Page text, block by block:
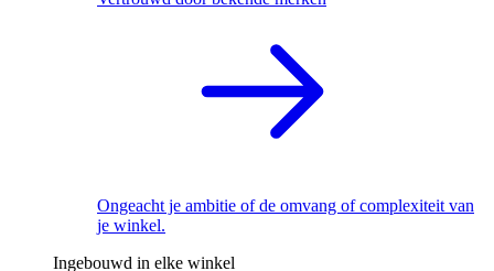
Ongeacht je ambitie of de omvang of complexiteit van
je winkel.
Ingebouwd in elke winkel